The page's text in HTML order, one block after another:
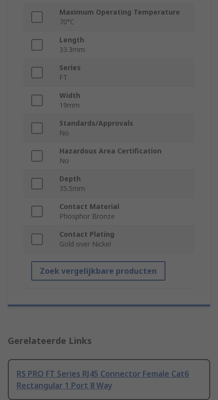
Maximum Operating Temperature
70°C
Length
33.3mm
Series
FT
Width
19mm
Standards/Approvals
No
Hazardous Area Certification
No
Depth
35.5mm
Contact Material
Phosphor Bronze
Contact Plating
Gold over Nickel
Zoek vergelijkbare producten
Gerelateerde Links
RS PRO FT Series RJ45 Connector Female Cat6
Rectangular 1 Port 8 Way